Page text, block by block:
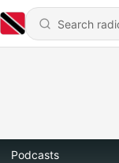
Podcasts